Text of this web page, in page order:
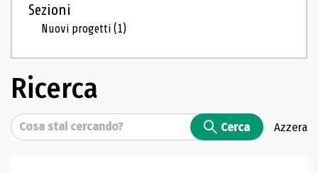
Sezioni
Nuovi progetti(1)
Ricerca
Cerca Cerca Azzera